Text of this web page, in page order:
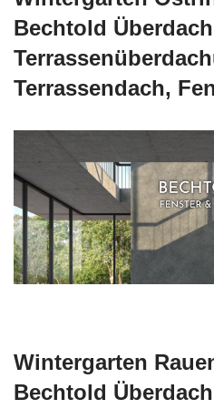
Bechtold
Terrassendach,
Wintergarten
Bechtold